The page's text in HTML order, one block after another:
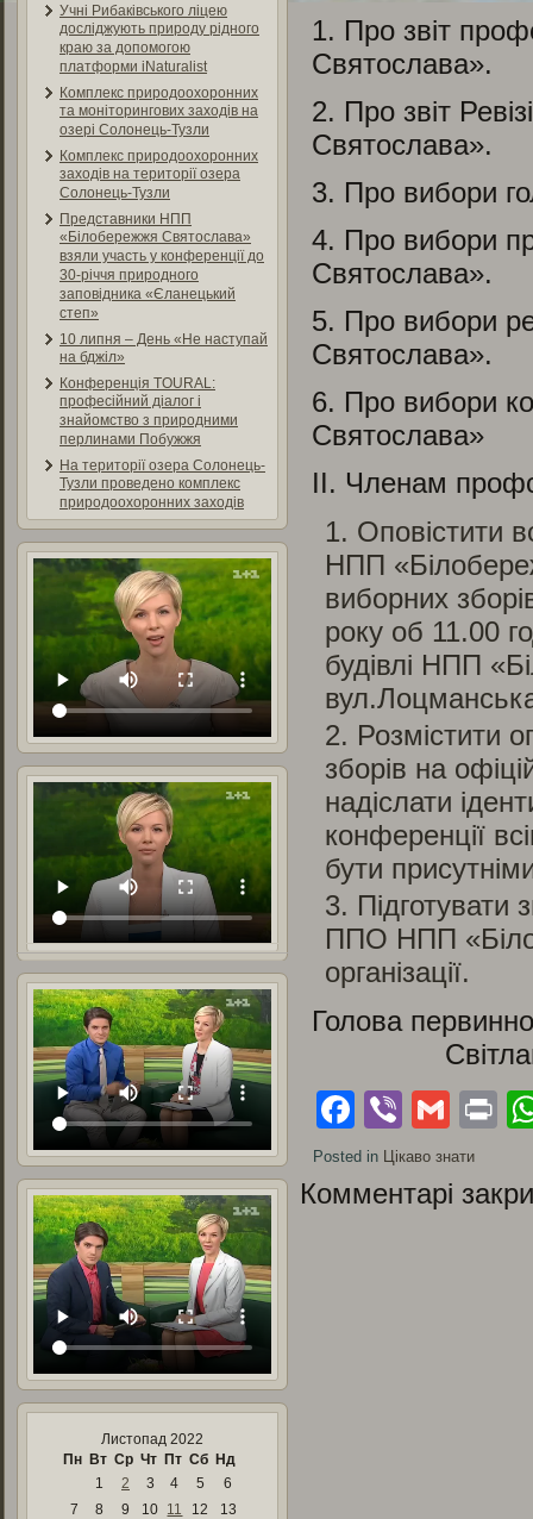
Учні Рибаківського ліцею
досліджують природу рідного
краю за допомогою
платформи iNaturalist
Комплекс природоохоронних
та моніторингових заходів на
озері Солонець-Тузли
Комплекс природоохоронних
заходів на території озера
Солонець-Тузли
Представники НПП
«Білобережжя Святослава»
взяли участь у конференції до
30-річчя природного
заповідника «Єланецький
степ»
10 липня – День «Не наступай
на бджіл»
Конференція TOURAL:
професійний діалог і
знайомство з природними
перлинами Побужжя
На території озера Солонець-
Тузли проведено комплекс
природоохоронних заходів
Листопад 2022
Пн Вт Ср Чт Пт Сб Нд
1
2 3 4 5
6
7
8 9 10 11 12
13
1. Про звіт
Святослава».
2. Про звіт
Святослава».
3. Про вибори
4. Про вибори
Святослава».
5. Про вибори
Святослава».
6. Про вибори
Святослава»
ІІ. Членам
Оповістити
НПП
виборних
року об 11.00
будівлі НПП
Розмістити
зборів на
надіслати
конференції
бути
Підготувати
ППО НПП
організації.
Голова
Світлана
Facebook
Viber
Posted in Цікаво знати
Комментарі